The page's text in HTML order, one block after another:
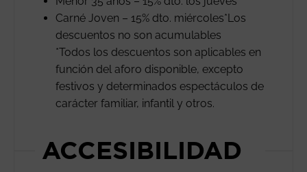
Carné Joven – 15% dto. miércoles*Los
descuentos no son acumulables
*Todos los descuentos son aplicables en
función del aforo disponible, excepto
festivos y determinados espectáculos de
carácter familiar, infantil y otros.
ACCESIBILIDAD